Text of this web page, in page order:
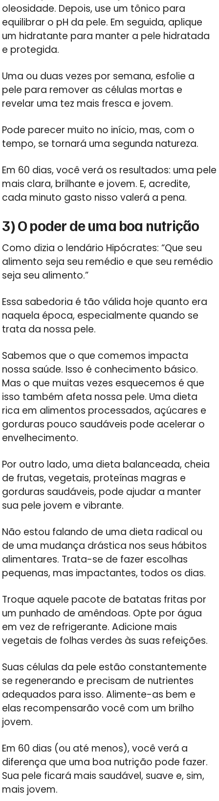
oleosidade. Depois, use um tônico para
equilibrar o pH da pele. Em seguida, aplique
um hidratante para manter a pele hidratada
e protegida.
Uma ou duas vezes por semana, esfolie a
pele para remover as células mortas e
revelar uma tez mais fresca e jovem.
Pode parecer muito no início, mas, com o
tempo, se tornará uma segunda natureza.
Em 60 dias, você verá os resultados: uma pele
mais clara, brilhante e jovem. E, acredite,
cada minuto gasto nisso valerá a pena.
3) O poder de uma boa nutrição
Como dizia o lendário Hipócrates: “Que seu
alimento seja seu remédio e que seu remédio
seja seu alimento.”
Essa sabedoria é tão válida hoje quanto era
naquela época, especialmente quando se
trata da nossa pele.
Sabemos que o que comemos impacta
nossa saúde. Isso é conhecimento básico.
Mas o que muitas vezes esquecemos é que
isso também afeta nossa pele. Uma dieta
rica em alimentos processados, açúcares e
gorduras pouco saudáveis pode acelerar o
envelhecimento.
Por outro lado, uma dieta balanceada, cheia
de frutas, vegetais, proteínas magras e
gorduras saudáveis, pode ajudar a manter
sua pele jovem e vibrante.
Não estou falando de uma dieta radical ou
de uma mudança drástica nos seus hábitos
alimentares. Trata-se de fazer escolhas
pequenas, mas impactantes, todos os dias.
Troque aquele pacote de batatas fritas por
um punhado de amêndoas. Opte por água
em vez de refrigerante. Adicione mais
vegetais de folhas verdes às suas refeições.
Suas células da pele estão constantemente
se regenerando e precisam de nutrientes
adequados para isso. Alimente-as bem e
elas recompensarão você com um brilho
jovem.
Em 60 dias (ou até menos), você verá a
diferença que uma boa nutrição pode fazer.
Sua pele ficará mais saudável, suave e, sim,
mais jovem.